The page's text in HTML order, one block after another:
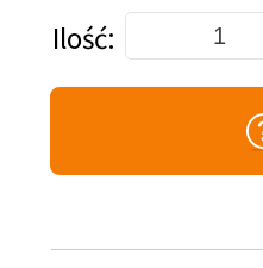
Dodaj do koszyka
Ilość